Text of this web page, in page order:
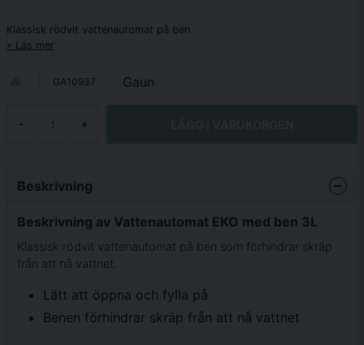
Klassisk rödvit vattenautomat på ben
Läs mer
GA10937 Gaun
- +
Beskrivning
Beskrivning av Vattenautomat EKO med ben 3L
Klassisk rödvit vattenautomat på ben som förhindrar skräp
från att nå vattnet.
Lätt att öppna och fylla på
Benen förhindrar skräp från att nå vattnet